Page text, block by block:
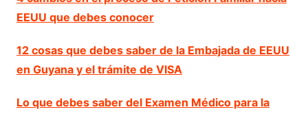
EEUU que debes conocer
12 cosas que debes saber de la Embajada de EEUU
en Guyana y el trámite de VISA
Lo que debes saber del Examen Médico para la